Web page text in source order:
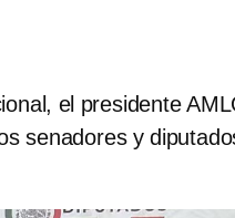
el presidente
senadores y